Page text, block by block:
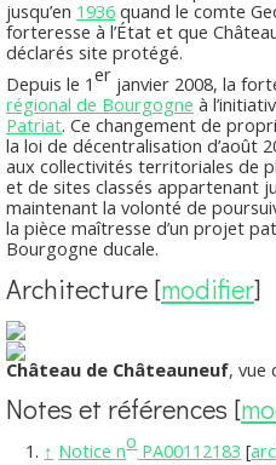
jusqu’en 1936 quand le comte
forteresse à l’État et que
déclarés site protégé.
Depuis le 1er janvier 2008, la
régional de Bourgogne à
Patriat. Ce changement de
la loi de décentralisation d’août
aux collectivités territoriales de
et de sites classés appartenant
maintenant la volonté de
la pièce maîtresse d’un projet
Bourgogne ducale.
Architecture [modifier]
Château de Châteauneuf, vue
Notes et références [
↑ NoticenoPA00112183 [